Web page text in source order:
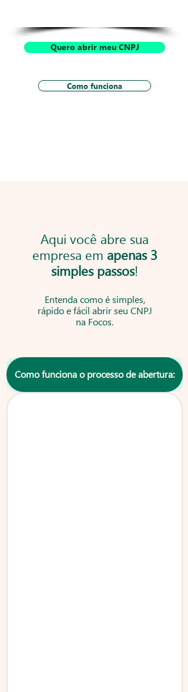
Quero abrir meu CNPJ
Como funciona
Aqui você abre sua
empresa em apenas 3
simples passos!
Entenda como é simples,
rápido e fácil abrir seu CNPJ
na Focos.
Como funciona o processo de abertura: